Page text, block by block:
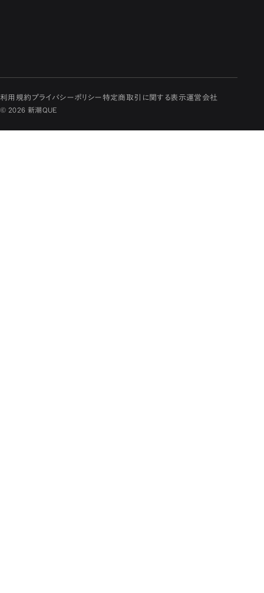
利用規約 プライバシーポリシー特定商取引に関する表示運営会社
© 2026 新潮QUE